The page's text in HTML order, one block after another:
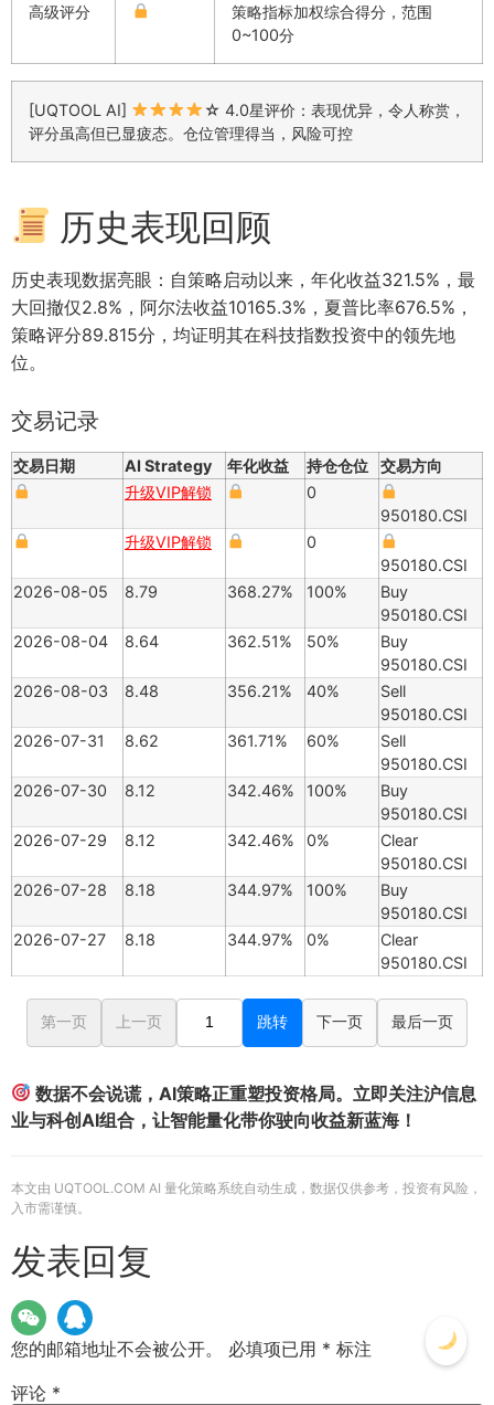
高级评分
策略指标加权综合得分，范围
0~100分
[UQTOOL AI]
☆ 4.0星评价：表现优异，令人称赏，
评分虽高但已显疲态。仓位管理得当，风险可控
历史表现回顾
历史表现数据亮眼：自策略启动以来，年化收益321.5%，最
大回撤仅2.8%，阿尔法收益10165.3%，夏普比率676.5%，
策略评分89.815分，均证明其在科技指数投资中的领先地
位。
交易记录
交易日期 AI Strategy 年化收益 持仓仓位
交易方向
升级VIP解锁
0
950180.CSI
升级VIP解锁
0
950180.CSI
2026-08-05
8.79 368.27% 100%
Buy
950180.CSI
2026-08-04
8.64 362.51% 50%
Buy
950180.CSI
2026-08-03
8.48 356.21% 40%
Sell
950180.CSI
2026-07-31
8.62 361.71% 60%
Sell
950180.CSI
2026-07-30
8.12 342.46% 100%
Buy
950180.CSI
2026-07-29
8.12 342.46% 0%
Clear
950180.CSI
2026-07-28
8.18 344.97% 100%
Buy
950180.CSI
2026-07-27
8.18 344.97% 0%
Clear
950180.CSI
第一页 上一页 跳转 下一页 最后一页
数据不会说谎，AI策略正重塑投资格局。立即关注沪信息
业与科创AI组合，让智能量化带你驶向收益新蓝海！
本文由 UQTOOL.COM AI 量化策略系统自动生成，数据仅供参考，投资有风险，
入市需谨慎。
发表回复
您的邮箱地址不会被公开。 必填项已用 * 标注
评论 *